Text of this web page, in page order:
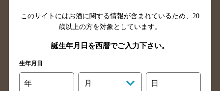
山口県のバー検索
鳥取県のバー検索
島根県のバー検索
徳島県のバー検索
高知県のバー検索
福岡県のバー検索
長崎県のバー検索
佐賀県のバー検索
このサイトにはお酒に関する情報が含まれているため、 20
歳以上の方を対象としています。
誕生年月日を西暦でご入力下さい。
生年月日
年 月 日